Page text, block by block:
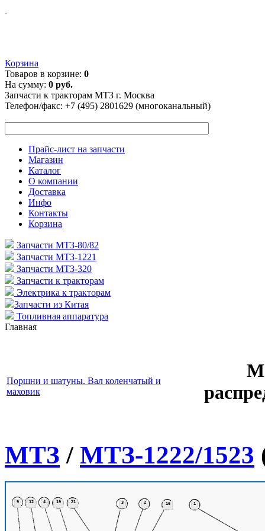
Корзина
Товаров в корзине: 0
На сумму: 0 руб.
Запчасти к тракторам МТЗ г. Москва
Телефон/факс: +7 (495) 2801629 (многоканальный)
Прайс-лист на запчасти
Магазин
Каталог
О компании
Доставка
Инфо
Контакты
Корзина
Запчасти МТЗ-80/82
Запчасти МТЗ-1221
Запчасти МТЗ-320
Запчасти к тракторам
Электрика к тракторам
Запчасти из Китая
Топливная аппаратура
Главная
Поршни и шатуны. Вал коленчатый и
маховик
МТЗ / МТЗ-1222/1523
11
2
3
4
9 12 16
19 21